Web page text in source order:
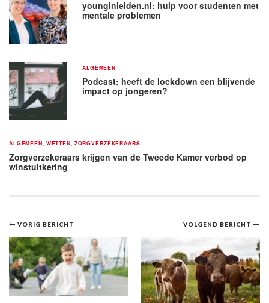
younginleiden.nl: hulp voor studenten met
mentale problemen
ALGEMEEN
Podcast: heeft de lockdown een blijvende
impact op jongeren?
ALGEMEEN WETTEN ZORGVERZEKERAARS
Zorgverzekeraars krijgen van de Tweede Kamer verbod op
winstuitkering
Bericht
navigatie
VOLGEND BERICHT
VORIG BERICHT